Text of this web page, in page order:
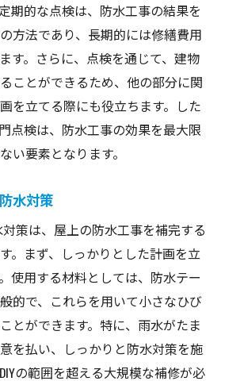
期的な点検は、防水工事の結果を
方法であり、長期的には修繕費用
す。さらに、点検を通じて、建物
ことができるため、他の部分に関
を立てる際にも役立ちます。した
点検は、防水工事の効果を最大限
い要素となります。
水対策
対策は、屋上の防水工事を補完する
。まず、しっかりとした計画を立
使用する材料としては、防水テー
的で、これらを用いて小さなひび
とができます。特に、雨水がたま
を払い、しっかりと防水対策を施
の範囲を超える大規模な補修が必